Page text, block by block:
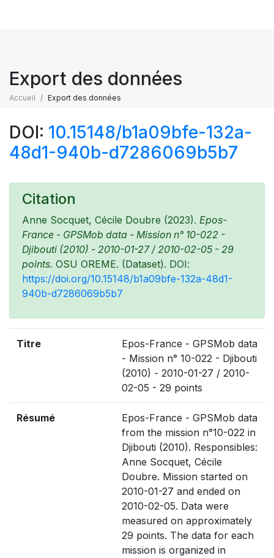
Export des données
Accueil Export des données
DOI: 10.15148/b1a09bfe-132a-
48d1-940b-d7286069b5b7
Citation
Anne Socquet, Cécile Doubre (2023). Epos-
France - GPSMob data - Mission n° 10-022 -
Djibouti (2010) - 2010-01-27 / 2010-02-05 - 29
points. OSU OREME. (Dataset). DOI:
https://doi.org/10.15148/b1a09bfe-132a-48d1-
940b-d7286069b5b7
Titre
Epos-France - GPSMob data
- Mission n° 10-022 - Djibouti
(2010) - 2010-01-27 / 2010-
02-05 - 29 points
Résumé
Epos-France - GPSMob data
from the mission n°10-022 in
Djibouti (2010). Responsibles:
Anne Socquet, Cécile
Doubre. Mission started on
2010-01-27 and ended on
2010-02-05. Data were
measured on approximately
29 points. The data for each
mission is organized in